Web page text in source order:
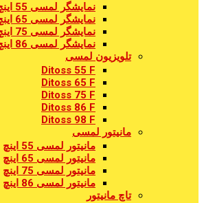
نمایشگر لمسی 55 اینچ
نمایشگر لمسی 65 اینچ
نمایشگر لمسی 75 اینچ
نمایشگر لمسی 86 اینچ
تلویزیون لمسی
Ditoss 55 F
Ditoss 65 F
Ditoss 75 F
Ditoss 86 F
Ditoss 98 F
مانیتور لمسی
مانیتور لمسی 55 اینچ
مانیتور لمسی 65 اینچ
مانیتور لمسی 75 اینچ
مانیتور لمسی 86 اینچ
تاچ مانیتور